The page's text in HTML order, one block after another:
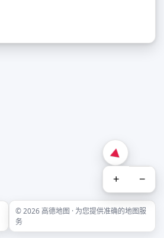
+ −
© 2026 高德地图 · 为您提供准确的地图服
务